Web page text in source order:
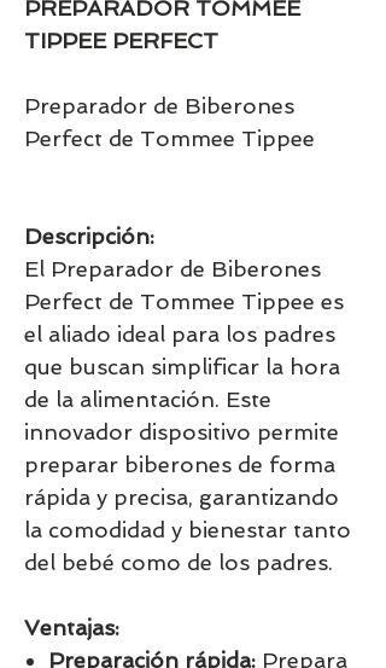
PREPARADOR TOMMEE
TIPPEE PERFECT
Preparador de Biberones
Perfect de Tommee Tippee
Descripción:
El Preparador de Biberones
Perfect de Tommee Tippee es
el aliado ideal para los padres
que buscan simplificar la hora
de la alimentación. Este
innovador dispositivo permite
preparar biberones de forma
rápida y precisa, garantizando
la comodidad y bienestar tanto
del bebé como de los padres.
Ventajas:
Preparación rápida: Prepara